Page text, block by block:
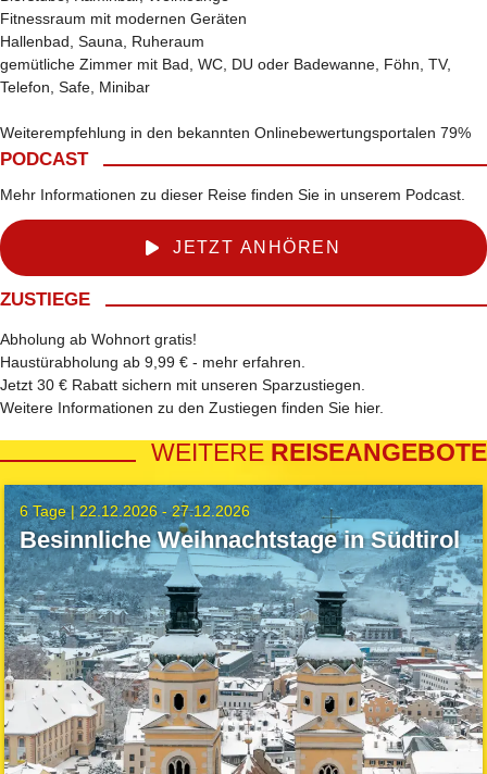
Fitnessraum mit modernen Geräten
Hallenbad, Sauna, Ruheraum
gemütliche Zimmer mit Bad, WC, DU oder Badewanne, Föhn, TV,
Telefon, Safe, Minibar
Weiterempfehlung in den bekannten Onlinebewertungsportalen 79%
PODCAST
Mehr Informationen zu dieser Reise finden Sie in unserem Podcast.
JETZT ANHÖREN
ZUSTIEGE
Abholung ab Wohnort gratis!
Haustürabholung ab 9,99 € - mehr erfahren.
Jetzt 30 € Rabatt sichern mit unseren Sparzustiegen.
Weitere Informationen zu den Zustiegen finden Sie hier.
WEITERE REISEANGEBOTE
6 Tage |22.12.2026 - 27.12.2026
Besinnliche Weihnachtstage in Südtirol